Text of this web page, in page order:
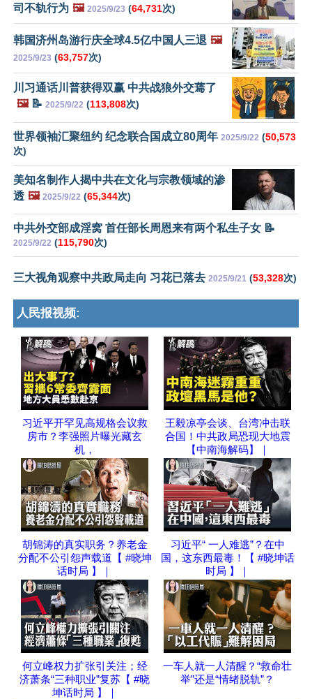
司不轨行为 🖼️ 2025/9/23 (64,731次)
韩国济州岛游行庆全球4.5亿中国人三退 🖼️
2025/9/23 (63,757次)
川习通话川普获得双赢 中共战狼外交蔫了
🖼️📝 2025/9/22 (113,808次)
世界领袖汇聚纽约 纪念联合国成立80周年 2025/9/22 (50,573
次)
美知名制作人揭中共在文化与宗教领域的渗
透 🖼️ 2025/9/22 (65,344次)
中共外交部成淫窝 首任部长周恩来有两个私生子女 📝
2025/9/22 (115,790次)
三大视角观察中共政局走向 习花已落去 2025/9/21 (53,328次)
人民报视频:
习近平开罕见高规格会议救
房市？李强照片曝光藏玄
机，
王毅凉亭会谈、台湾冲击联
合国！中共政局恐现大地震
【中南海解码】｜
胡锦涛的真实职务？养老金
分配不公引怨声载道【 #晓坤
话时局 】｜
习近平“ 一人难逃”？在中
国，这东西最毒！【 #晓坤话
时局 】｜
何立峰权力扩张引关注；经
济萧条“三种职业”复苏【 #晓
坤话时局 】｜
一车人就一人清醒？“救命壮
举”还是“情绪脱轨”？